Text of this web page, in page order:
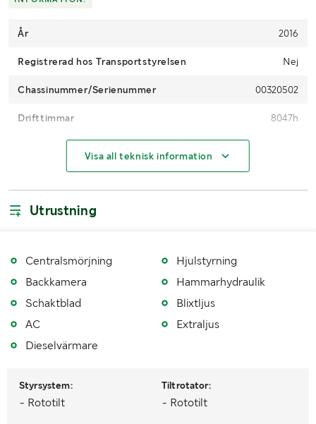
År 2016
Registrerad hos Transportstyrelsen Nej
Chassinummer/Serienummer 00320502
Drifttimmar 8047h
Drivmedel
Däckdimension bak
Antal nycklar
MÅTT OCH VIKT:
Visa all teknisk information
Utrustning
Centralsmörjning
Backkamera
Schaktblad
AC
Dieselvärmare
Hjulstyrning
Hammarhydraulik
Blixtljus
Extraljus
Styrsystem:
- Rototilt
Tiltrotator:
- Rototilt